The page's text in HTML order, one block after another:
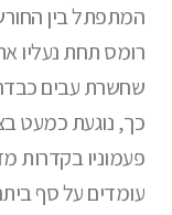
המתפתל בין
רומס תחת נעליו
שחשרת עבים
כך, נוגעת כמעט
פעמוניו בקדרות
עומדים על סף